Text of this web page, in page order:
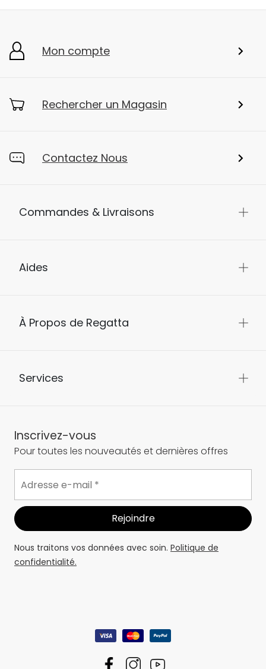
Mon compte
Rechercher un Magasin
Contactez Nous
Commandes & Livraisons
Aides
À Propos de Regatta
Services
Inscrivez-vous
Pour toutes les nouveautés et dernières offres
Nous traitons vos données avec soin. Politique de
confidentialité.